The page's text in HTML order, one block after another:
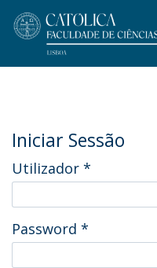
Iniciar Sessão
Utilizador *
Password *